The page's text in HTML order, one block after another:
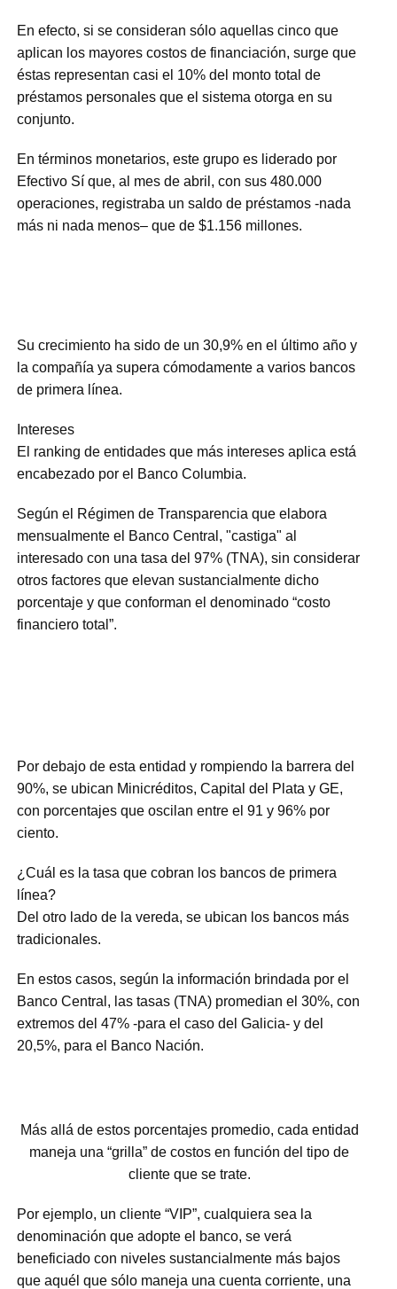
En efecto, si se consideran sólo aquellas cinco que
aplican los mayores costos de financiación, surge que
éstas representan casi el 10% del monto total de
préstamos personales que el sistema otorga en su
conjunto.
En términos monetarios, este grupo es liderado por
Efectivo Sí que, al mes de abril, con sus 480.000
operaciones, registraba un saldo de préstamos -nada
más ni nada menos– que de $1.156 millones.
Su crecimiento ha sido de un 30,9% en el último año y
la compañía ya supera cómodamente a varios bancos
de primera línea.
Intereses
El ranking de entidades que más intereses aplica está
encabezado por el Banco Columbia.
Según el Régimen de Transparencia que elabora
mensualmente el Banco Central, "castiga" al
interesado con una tasa del 97% (TNA), sin considerar
otros factores que elevan sustancialmente dicho
porcentaje y que conforman el denominado “costo
financiero total”.
Por debajo de esta entidad y rompiendo la barrera del
90%, se ubican Minicréditos, Capital del Plata y GE,
con porcentajes que oscilan entre el 91 y 96% por
ciento.
¿Cuál es la tasa que cobran los bancos de primera
línea?
Del otro lado de la vereda, se ubican los bancos más
tradicionales.
En estos casos, según la información brindada por el
Banco Central, las tasas (TNA) promedian el 30%, con
extremos del 47% -para el caso del Galicia- y del
20,5%, para el Banco Nación.
Más allá de estos porcentajes promedio, cada entidad
maneja una “grilla” de costos en función del tipo de
cliente que se trate.
Por ejemplo, un cliente “VIP”, cualquiera sea la
denominación que adopte el banco, se verá
beneficiado con niveles sustancialmente más bajos
que aquél que sólo maneja una cuenta corriente, una